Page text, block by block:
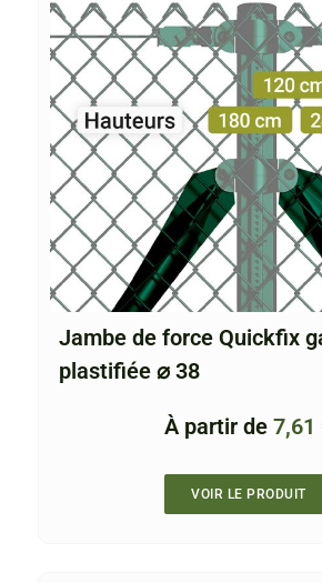
Jambe de force Quickfix
plastifiée ⌀ 38
À partir de 7,61
VOIR LE PRODUIT